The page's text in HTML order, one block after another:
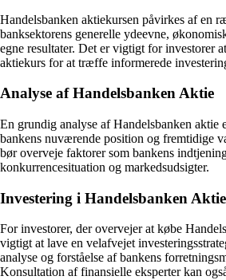
Handelsbanken aktiekursen påvirkes af en
banksektorens generelle ydeevne,
egne resultater. Det er vigtigt for investorer
aktiekurs for at træffe informerede
Analyse af Handelsbanken Aktie
En grundig analyse af Handelsbanken aktie
bankens nuværende position og fremtidige
bør overveje faktorer som bankens
konkurrencesituation og markedsudsigter.
Investering i Handelsbanken Aktie
For investorer, der overvejer at købe
vigtigt at lave en velafvejet
analyse og forståelse af bankens
Konsultation af finansielle eksperter kan